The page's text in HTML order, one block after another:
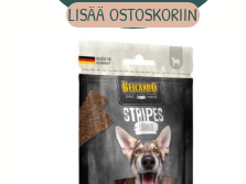
LISÄÄ OSTOSKORIIN